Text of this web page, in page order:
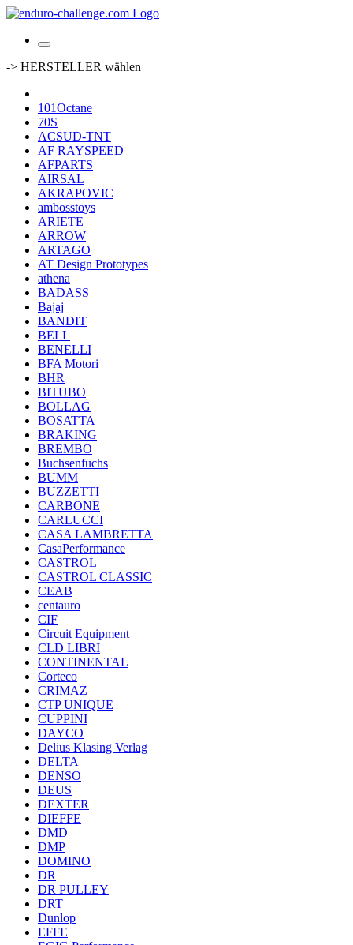
-> HERSTELLER wählen
101Octane
70S
ACSUD-TNT
AF RAYSPEED
AFPARTS
AIRSAL
AKRAPOVIC
ambosstoys
ARIETE
ARROW
ARTAGO
AT Design Prototypes
athena
BADASS
Bajaj
BANDIT
BELL
BENELLI
BFA Motori
BHR
BITUBO
BOLLAG
BOSATTA
BRAKING
BREMBO
Buchsenfuchs
BUMM
BUZZETTI
CARBONE
CARLUCCI
CASA LAMBRETTA
CasaPerformance
CASTROL
CASTROL CLASSIC
CEAB
centauro
CIF
Circuit Equipment
CLD LIBRI
CONTINENTAL
Corteco
CRIMAZ
CTP UNIQUE
CUPPINI
DAYCO
Delius Klasing Verlag
DELTA
DENSO
DEUS
DEXTER
DIEFFE
DMD
DMP
DOMINO
DR
DR PULLEY
DRT
Dunlop
EFFE